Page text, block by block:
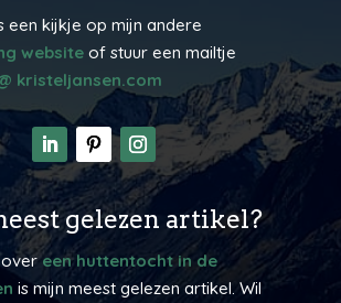
een kijkje op mijn andere
websiteof stuur een mailtje
kristeljansen.com
gelezen artikel?
overeen huttentocht in de
is mijn meest gelezen artikel. Wil